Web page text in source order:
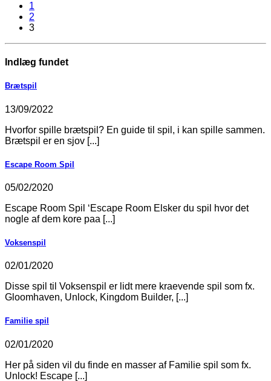
1
2
3
Indlæg fundet
Brætspil
13/09/2022
Hvorfor spille brætspil? En guide til spil, i kan spille sammen.
Brætspil er en sjov [...]
Escape Room Spil
05/02/2020
Escape Room Spil ‘Escape Room Elsker du spil hvor det
nogle af dem kore paa [...]
Voksenspil
02/01/2020
Disse spil til Voksenspil er lidt mere kraevende spil som fx.
Gloomhaven, Unlock, Kingdom Builder, [...]
Familie spil
02/01/2020
Her på siden vil du finde en masser af Familie spil som fx.
Unlock! Escape [...]